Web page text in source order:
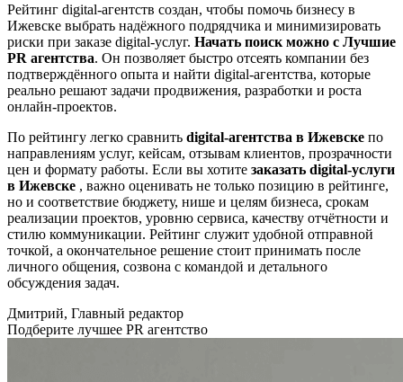
Рейтинг digital-агентств создан, чтобы помочь бизнесу в
Ижевске выбрать надёжного подрядчика и минимизировать
риски при заказе digital-услуг. Начать поиск можно с Лучшие
PR агентства. Он позволяет быстро отсеять компании без
подтверждённого опыта и найти digital-агентства, которые
реально решают задачи продвижения, разработки и роста
онлайн-проектов.
По рейтингу легко сравнить digital-агентства в Ижевске по
направлениям услуг, кейсам, отзывам клиентов, прозрачности
цен и формату работы. Если вы хотите заказать digital-услуги
в Ижевске , важно оценивать не только позицию в рейтинге,
но и соответствие бюджету, нише и целям бизнеса, срокам
реализации проектов, уровню сервиса, качеству отчётности и
стилю коммуникации. Рейтинг служит удобной отправной
точкой, а окончательное решение стоит принимать после
личного общения, созвона с командой и детального
обсуждения задач.
Дмитрий, Главный редактор
Подберите лучшее PR агентство